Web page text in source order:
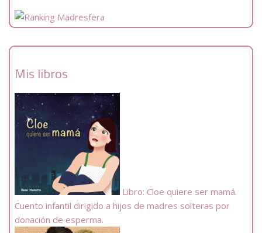
Mis libros
Libro: Cloe quiere ser mamá.
Cuento infantil dirigido a hijos de madres solteras por
donación de esperma.